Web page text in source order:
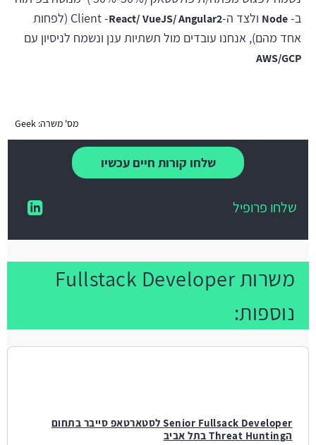
ב-Node ולצד ה-Client -React/VueJS/ Angular2
(לפחות
אחד מהם), אנחנו עובדים מול תשתיות ענן ונשמח לניסיון עם
AWS/GCP
מס' משרה: Geek
שלחו קורות חיים עכשיו
שלחו פרופיל
משרות Fullstack Developer
נוספות:
Senior Fullsack Developer לסטארטאפ סייבר בתחום
הThreat Hunting בתל אביב